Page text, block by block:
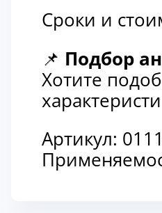
Сроки и
📌 Подбор
Хотите
Артикул: